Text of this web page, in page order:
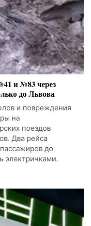
и №83 через
до Львова
и повреждения
на
поездов
Два рейса
до
электричками.